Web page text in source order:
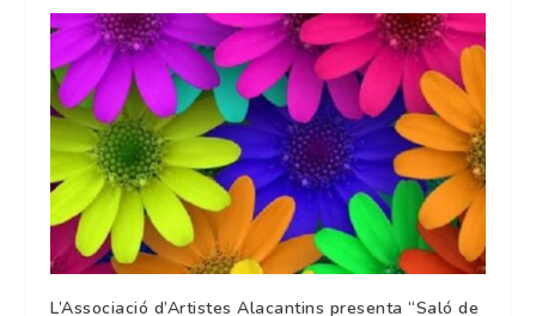
L’Associació d’Artistes Alacantins presenta “Saló de